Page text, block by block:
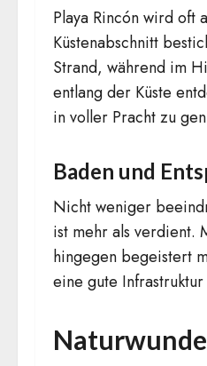
Playa Rincón wird oft
Küstenabschnitt
Strand, während im
entlang der Küste
in voller Pracht zu
Baden und
Nicht weniger
ist mehr als verdient.
hingegen begeistert
eine gute